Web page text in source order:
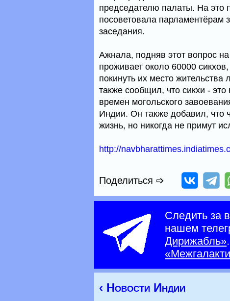
председателю палаты. На это
посоветовала парламентёрам
заседания.
Ажнала, подняв этот вопрос
проживает около 60000
покинуть их место
также сообщил, что сикхи -
времен могольского
Индии. Он также добавил, что
жизнь, но никогда не примут
http://
Поделиться ➩
Следить за
нашем
Дирижабль»
‹ Новости Индии